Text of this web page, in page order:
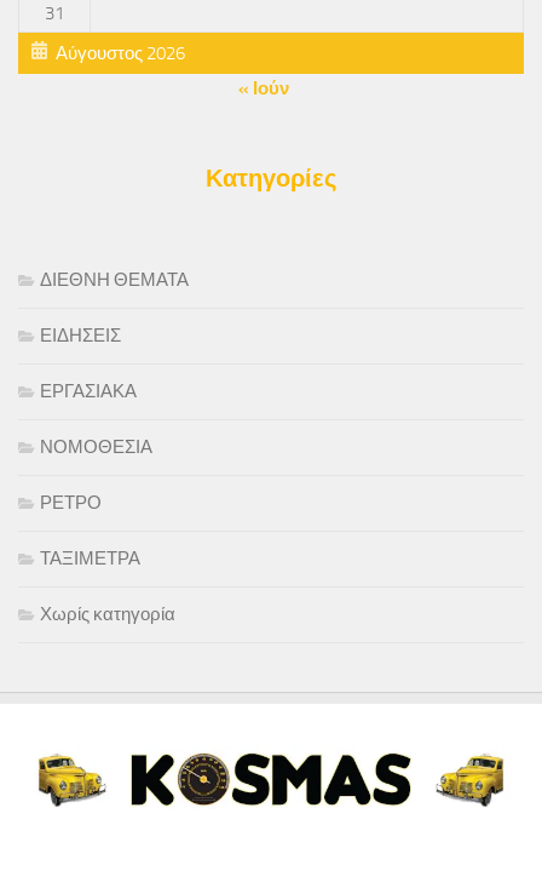
Αύγουστος 2026
31
« Ιούν
Κατηγορίες
ΔΙΕΘΝΗ ΘΕΜΑΤΑ
ΕΙΔΗΣΕΙΣ
ΕΡΓΑΣΙΑΚΑ
ΝΟΜΟΘΕΣΙΑ
ΡΕΤΡΟ
ΤΑΞΙΜΕΤΡΑ
Χωρίς κατηγορία